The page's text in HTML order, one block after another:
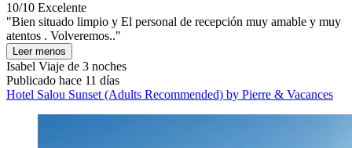
10/10 Excelente
"Bien situado limpio y El personal de recepción muy amable y muy
atentos . Volveremos.."
Leer menos
Isabel Viaje de 3 noches
Publicado hace 11 días
Hotel Salou Sunset (Adults Recommended) by Pierre & Vacances